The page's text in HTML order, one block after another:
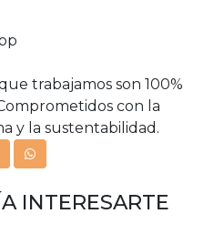
trabajamos son 100%
con la
y la sustentabilidad.
INTERESARTE